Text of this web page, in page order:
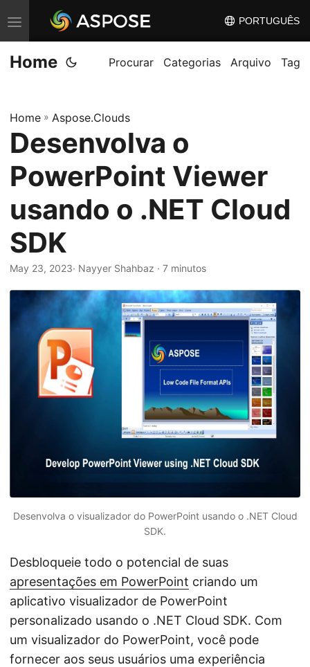
A
l
t
n
a
n
v
e
g
a
ç
PORTUGUÊS
Home Procurar Categorias Arquivo Tag
Home » Aspose.Clouds
Desenvolva o
PowerPoint Viewer
usando o .NET Cloud
SDK
May 23, 2023· Nayyer Shahbaz · 7 minutos
Desenvolva o visualizador do PowerPoint usando o .NET Cloud
SDK.
Desbloqueie todo o potencial de suas
apresentações em PowerPoint criando um
aplicativo visualizador de PowerPoint
personalizado usando o .NET Cloud SDK. Com
um visualizador do PowerPoint, você pode
fornecer aos seus usuários uma experiência